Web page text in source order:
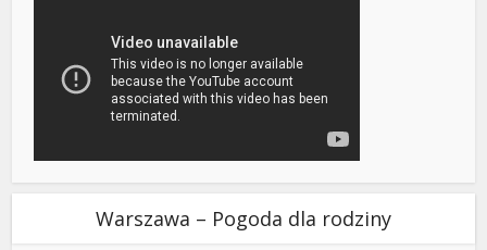
Warszawa – Pogoda dla rodziny